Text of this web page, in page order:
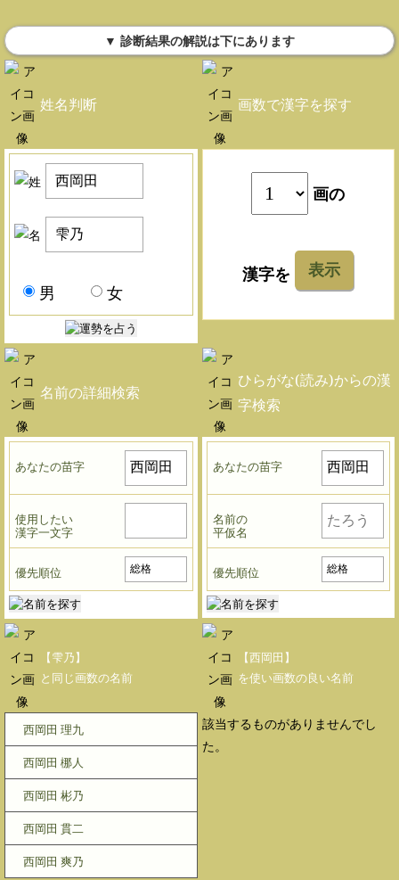
▼ 診断結果の解説は下にあります
姓名判断
男 女
画数で漢字を探す
画の
漢字を 表示
名前の詳細検索
あなたの苗字
使用したい
漢字一文字
優先順位
ひらがな(読み)からの漢
字検索
あなたの苗字
名前の
平仮名
優先順位
【雫乃】
と同じ画数の名前
西岡田 理九
西岡田 梛人
西岡田 彬乃
西岡田 貫二
西岡田 爽乃
【西岡田】
を使い画数の良い名前
該当するものがありませんでし
た。